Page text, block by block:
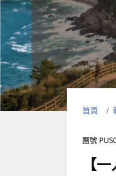
首頁
團號
【